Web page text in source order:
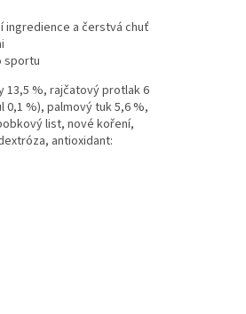
ingredience a čerstvá chuť
sportu
13,5 %, rajčatový protlak 6
%), palmový tuk 5,6 %,
list, nové koření,
antioxidant: